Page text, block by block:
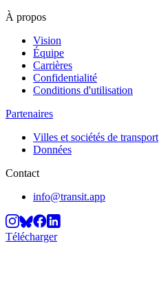
À propos
Vision
Équipe
Carrières
Confidentialité
Conditions d'utilisation
Partenaires
Villes et sociétés de transport
Données
Contact
info@transit.app
Télécharger